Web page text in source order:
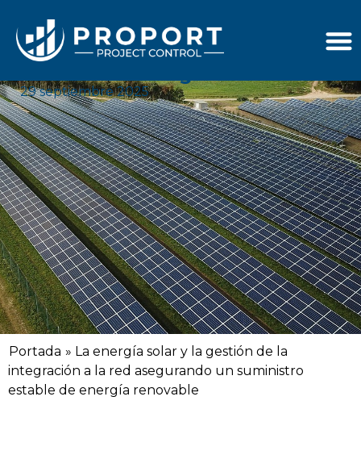
La energía solar y la gestión de
la integración a la red
asegurando un suministro
29 septiembre 2025
Portada » La energía solar y la gestión de la
integración a la red asegurando un suministro
estable de energía renovable